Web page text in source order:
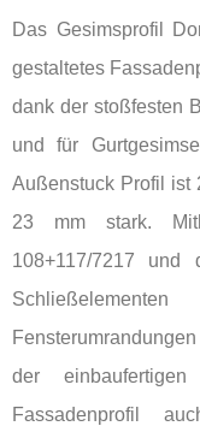
Das Gesimsprofil
gestaltetes
dank der stoßfesten
und für
Außenstuck Profil ist
23 mm stark.
108+117/7217 und
der
Fassadenprofil